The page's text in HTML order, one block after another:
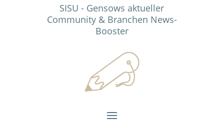
SISU - Gensows aktueller
Community & Branchen News-
Booster